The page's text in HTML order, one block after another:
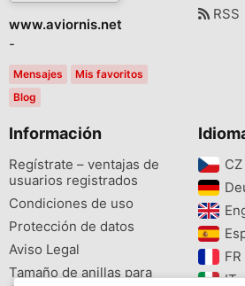
www.aviornis.net
-
Mensajes
Mis favoritos
Blog
RSS
Información
Regístrate – ventajas de
usuarios registrados
Condiciones de uso
Protección de datos
Aviso Legal
Tamaño de anillas para
CZ‎
FR‎
IT‎